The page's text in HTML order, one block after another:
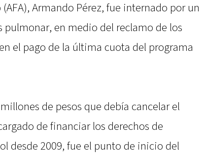
Armando Pérez, fue internado por un
en medio del reclamo de los
el pago de la última cuota del programa
de pesos que debía cancelar el
de financiar los derechos de
desde 2009, fue el punto de inicio del